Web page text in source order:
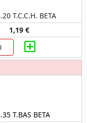
T.C.C.H. BETA
1,19 €
T.BAS BETA